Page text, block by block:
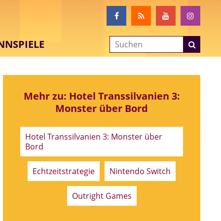
Mehr zu: Hotel Transsilvanien 3:
Monster über Bord
Hotel Transsilvanien 3: Monster über
Bord
Echtzeitstrategie Nintendo Switch
Outright Games